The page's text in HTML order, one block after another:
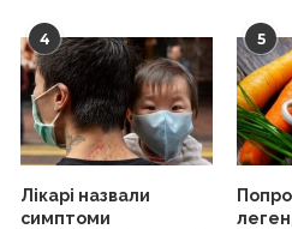
4
Лікарі назвали
симптоми
5